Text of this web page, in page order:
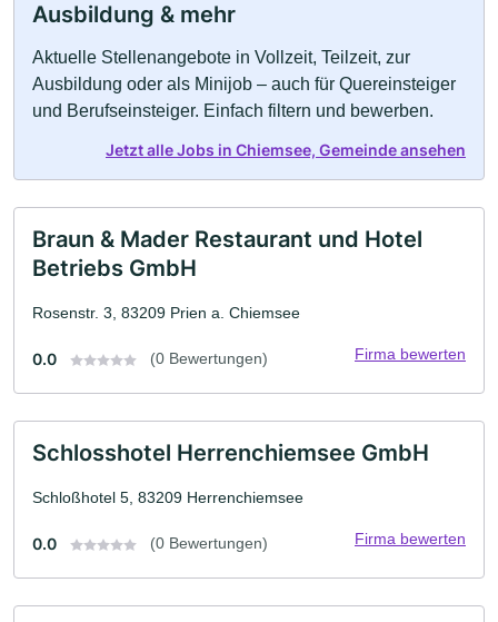
Ausbildung & mehr
Aktuelle Stellenangebote in Vollzeit, Teilzeit, zur
Ausbildung oder als Minijob – auch für Quereinsteiger
und Berufseinsteiger. Einfach filtern und bewerben.
Jetzt alle Jobs in Chiemsee, Gemeinde ansehen
Braun & Mader Restaurant und Hotel
Betriebs GmbH
Rosenstr. 3, 83209 Prien a. Chiemsee
0.0 (0 Bewertungen) Firma bewerten
Schlosshotel Herrenchiemsee GmbH
Schloßhotel 5, 83209 Herrenchiemsee
0.0 (0 Bewertungen) Firma bewerten